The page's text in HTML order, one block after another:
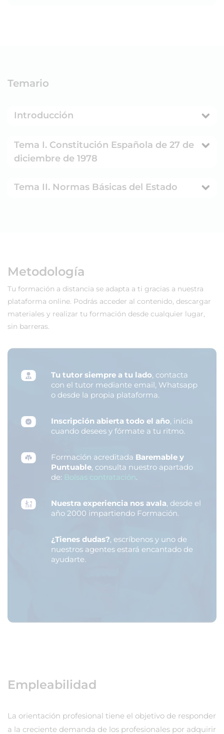
Temario
Introducción
Tema I. Constitución Española de 27 de
diciembre de 1978
Tema II. Normas Básicas del Estado
Metodología
Tu formación a distancia se adapta a ti gracias a nuestra
plataforma online. Podrás acceder al contenido, descargar
materiales y realizar tu formación desde cualquier lugar,
sin barreras.
Tu tutor siempre a tu lado, contacta
con el tutor mediante email, Whatsapp
o desde la propia plataforma.
Inscripción abierta todo el año, inicia
cuando desees y fórmate a tu ritmo.
Formación acreditada Baremable y
Puntuable, consulta nuestro apartado
de: Bolsas contratación.
Nuestra experiencia nos avala, desde el
año 2000 impartiendo Formación.
¿Tienes dudas?, escríbenos y uno de
nuestros agentes estará encantado de
ayudarte.
Empleabilidad
La orientación profesional tiene el objetivo de responder
a la creciente demanda de los profesionales por adquirir